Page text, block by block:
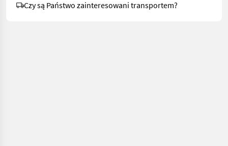
Czy są Państwo zainteresowani transportem?